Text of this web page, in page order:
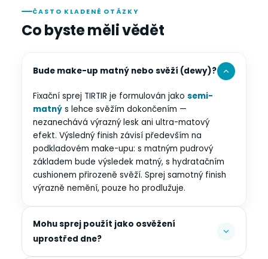
ČASTO KLADENÉ OTÁZKY
Co byste měli vědět
Bude make-up matný nebo svěží (dewy)?
Fixační sprej TIRTIR je formulován jako semi-
matný s lehce svěžím dokončením —
nezanechává výrazný lesk ani ultra-matový
efekt. Výsledný finish závisí především na
podkladovém make-upu: s matným pudrový
základem bude výsledek matný, s hydratačním
cushionem přirozeně svěží. Sprej samotný finish
výrazně nemění, pouze ho prodlužuje.
Mohu sprej použít jako osvěžení
uprostřed dne?